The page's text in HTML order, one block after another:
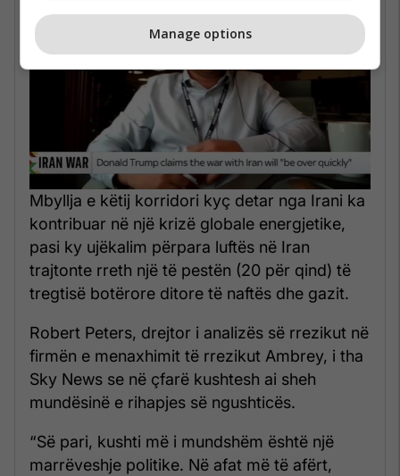
Mbyllja e këtij korridori kyç detar nga Irani ka
kontribuar në një krizë globale energjetike,
pasi ky ujëkalim përpara luftës në Iran
trajtonte rreth një të pestën (20 për qind) të
tregtisë botërore ditore të naftës dhe gazit.
Robert Peters, drejtor i analizës së rrezikut në
firmën e menaxhimit të rrezikut Ambrey, i tha
Sky News se në çfarë kushtesh ai sheh
mundësinë e rihapjes së ngushticës.
“Së pari, kushti më i mundshëm është një
marrëveshje politike. Në afat më të afërt,
Manage options